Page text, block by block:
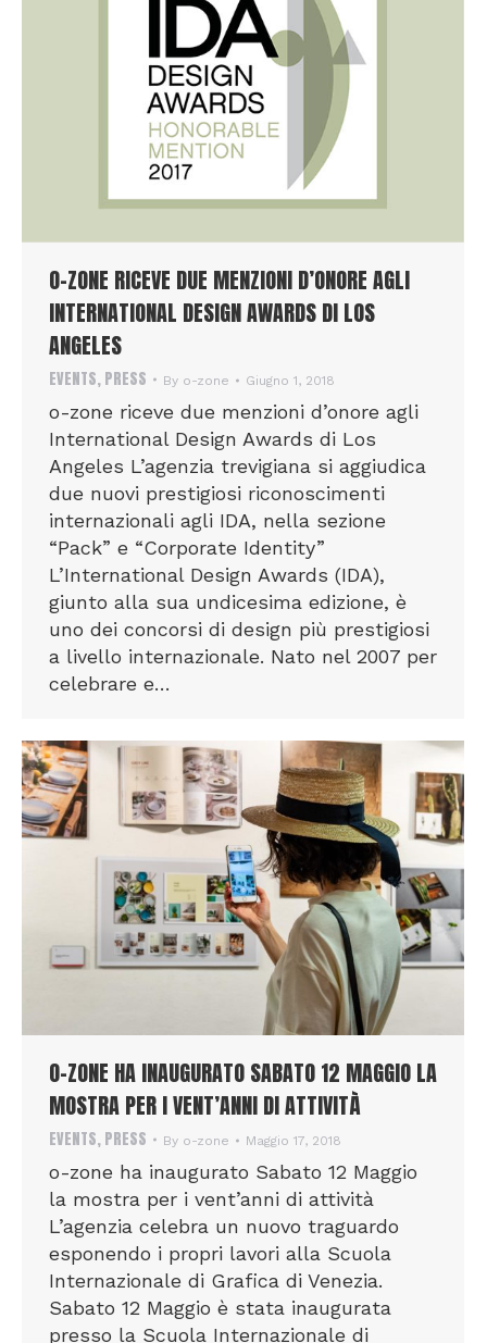
O-ZONE RICEVE DUE MENZIONI D’ONORE AGLI
INTERNATIONAL DESIGN AWARDS DI LOS
ANGELES
EVENTS,PRESS By o-zone Giugno 1, 2018
o-zone riceve due menzioni d’onore agli
International Design Awards di Los
Angeles L’agenzia trevigiana si aggiudica
due nuovi prestigiosi riconoscimenti
internazionali agli IDA, nella sezione
“Pack” e “Corporate Identity”
L’International Design Awards (IDA),
giunto alla sua undicesima edizione, è
uno dei concorsi di design più prestigiosi
a livello internazionale. Nato nel 2007 per
celebrare e…
O-ZONE HA INAUGURATO SABATO 12 MAGGIO LA
MOSTRA PER I VENT’ANNI DI ATTIVITÀ
EVENTS,PRESS By o-zone Maggio 17, 2018
o-zone ha inaugurato Sabato 12 Maggio
la mostra per i vent’anni di attività
L’agenzia celebra un nuovo traguardo
esponendo i propri lavori alla Scuola
Internazionale di Grafica di Venezia.
Sabato 12 Maggio è stata inaugurata
presso la Scuola Internazionale di